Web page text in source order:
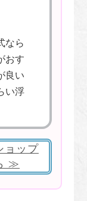
なら
おす
良い
い浮
ョップ
≫